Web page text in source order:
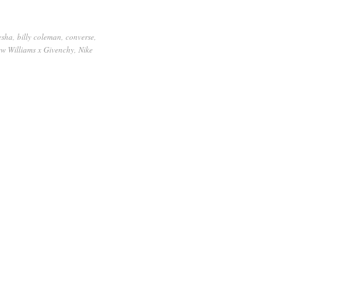
billy coleman converse
Williams x Givenchy Nike